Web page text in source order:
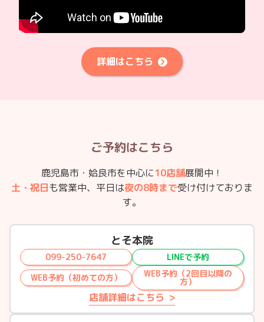
詳細はこちら
ご予約はこちら
鹿児島市・姶良市を中心に10店舗展開中！
土・祝日も営業中、平日は夜の8時まで受け付けておりま
す。
とそ本院
099-250-7647
LINEで予約
WEB予約（初めての方）
WEB予約（2回目以降の
方）
店舗詳細はこちら